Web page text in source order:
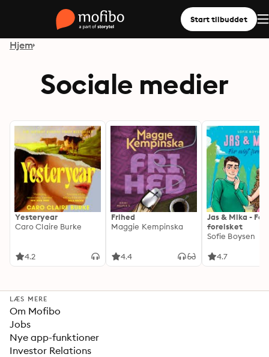
Start tilbuddet
Hjem
Sociale medier
Yesteryear
Caro Claire Burke
4.2
Frihed
Maggie Kempinska
4.4
Jas & Mika -
forelsket
Sofie Boysen
4.7
LÆS MERE
Om Mofibo
Jobs
Nye app-funktioner
Investor Relations